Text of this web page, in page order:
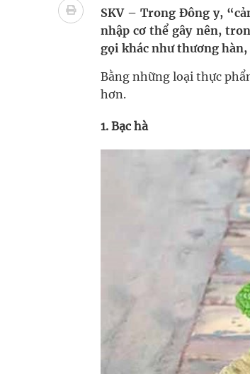
Ung thư thận: Nguy hiểm vì tiến
Nhiều chuỗi hoạt động lớn được
Tiếp tục rà soát, triển khai các
Lâm Đồng: Quyết tâm đưa sân
Tác Dụng Chống Kết Tập Tiểu
Quan Bằng Chứng Dược Lý Và Cơ
Xây dựng bản đồ mạng lưới cấp
SKV – Trong Đông y,
nhập cơ thể gây nên,
gọi khác như thương
Bằng những loại thực
hơn.
1. Bạc hà